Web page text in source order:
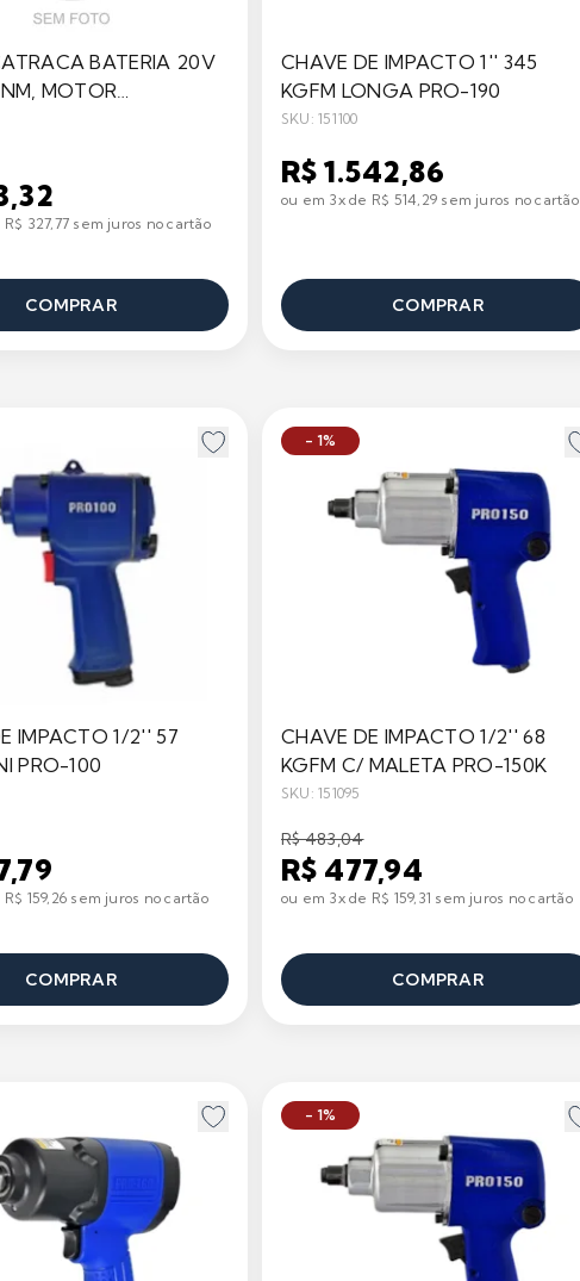
BATERIA 20V
MOTOR
- PDR
327,77 sem juros no cartão
COMPRAR
CHAVE DE IMPACTO 1'' 345
KGFM LONGA PRO-190
SKU: 151100
R$ 1.542,86
ou em 3x de R$ 514,29 sem juros no cartão
COMPRAR
IMPACTO 1/2'' 57
PRO-100
159,26 sem juros no cartão
COMPRAR
- 1%
CHAVE DE IMPACTO 1/2'' 68
KGFM C/ MALETA PRO-150K
SKU: 151095
R$ 483,04
R$ 477,94
ou em 3x de R$ 159,31 sem juros no cartão
COMPRAR
- 1%